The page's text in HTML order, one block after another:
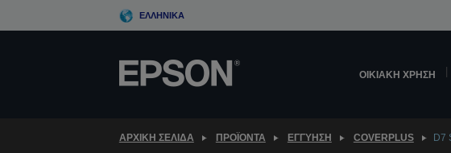
to
ΕΛΛΗΝΙΚΆ
ΟΙΚΙΑΚΉ ΧΡΉΣΗ
ΑΡΧΙΚΗ ΣΕΛΙΔΑ ΠΡΟΪΌΝΤΑ ΕΓΓΎΗΣΗ COVERPLUS D7